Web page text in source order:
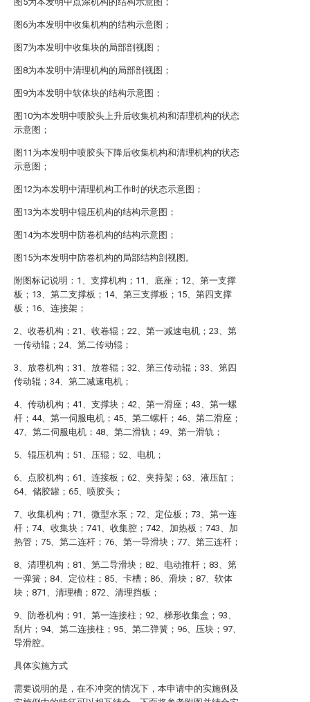
图6为本发明中收集机构的结构示意图；
图7为本发明中收集块的局部剖视图；
图8为本发明中清理机构的局部剖视图；
图9为本发明中软体块的结构示意图；
图10为本发明中喷胶头上升后收集机构和清理机构的状态
示意图；
图11为本发明中喷胶头下降后收集机构和清理机构的状态
示意图；
图12为本发明中清理机构工作时的状态示意图；
图13为本发明中辊压机构的结构示意图；
图14为本发明中防卷机构的结构示意图；
图15为本发明中防卷机构的局部结构剖视图。
附图标记说明：1、支撑机构；11、底座；12、第一支撑
板；13、第二支撑板；14、第三支撑板；15、第四支撑
板；16、连接架；
2、收卷机构；21、收卷辊；22、第一减速电机；23、第
一传动辊；24、第二传动辊；
3、放卷机构；31、放卷辊；32、第三传动辊；33、第四
传动辊；34、第二减速电机；
4、传动机构；41、支撑块；42、第一滑座；43、第一螺
杆；44、第一伺服电机；45、第二螺杆；46、第二滑座；
47、第二伺服电机；48、第二滑轨；49、第一滑轨；
5、辊压机构；51、压辊；52、电机；
6、点胶机构；61、连接板；62、夹持架；63、液压缸；
64、储胶罐；65、喷胶头；
7、收集机构；71、微型水泵；72、定位板；73、第一连
杆；74、收集块；741、收集腔；742、加热板；743、加
热管；75、第二连杆；76、第一导滑块；77、第三连杆；
8、清理机构；81、第二导滑块；82、电动推杆；83、第
一弹簧；84、定位柱；85、卡槽；86、滑块；87、软体
块；871、清理槽；872、清理挡板；
9、防卷机构；91、第一连接柱；92、梯形收集盒；93、
刮片；94、第二连接柱；95、第二弹簧；96、压块；97、
导滑腔。
具体实施方式
需要说明的是，在不冲突的情况下，本申请中的实施例及